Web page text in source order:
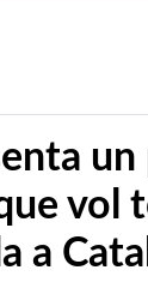
vol
a